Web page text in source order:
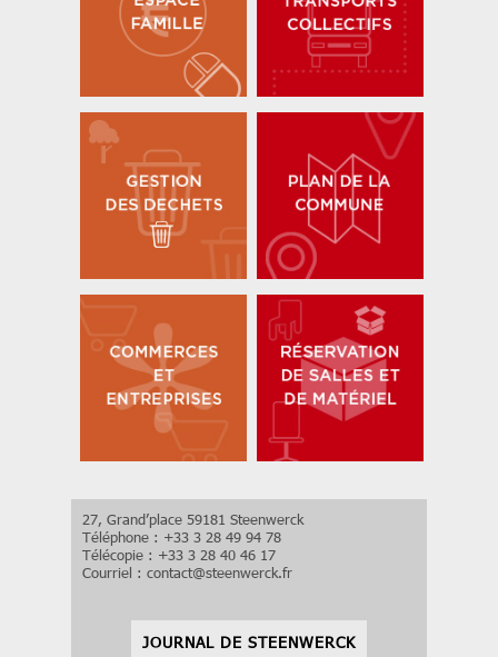
27, Grand’place 59181 Steenwerck
Téléphone : +33 3 28 49 94 78
Télécopie : +33 3 28 40 46 17
Courriel : contact@steenwerck.fr
JOURNAL DE STEENWERCK